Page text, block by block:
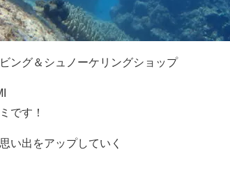
ング＆シュノーケリングショップ
です！
い出をアップしていく